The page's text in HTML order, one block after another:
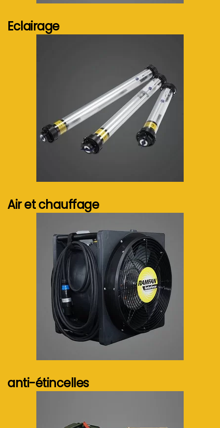
Eclairage
Air et chauffage
anti-étincelles